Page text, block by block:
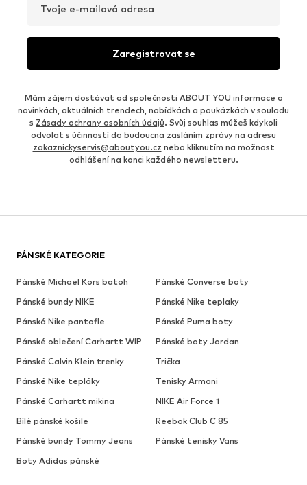
Tvoje e-mailová adresa
Zaregistrovat se
Mám zájem dostávat od společnosti ABOUT YOU informace o
novinkách, aktuálních trendech, nabídkách a poukázkách v souladu
s Zásady ochrany osobních údajů. Svůj souhlas můžeš kdykoli
odvolat s účinností do budoucna zasláním zprávy na adresu
zakaznickyservis@aboutyou.cz nebo kliknutím na možnost
odhlášení na konci každého newsletteru.
PÁNSKÉ KATEGORIE
Pánské Michael Kors batoh
Pánské Converse boty
Pánské bundy NIKE
Pánské Nike teplaky
Pánská Nike pantofle
Pánské Puma boty
Pánské oblečení Carhartt WIP
Pánské boty Jordan
Pánské Calvin Klein trenky
Trička
Pánské Nike tepláky
Tenisky Armani
Pánské Carhartt mikina
NIKE Air Force 1
Bílé pánské košile
Reebok Club C 85
Pánské bundy Tommy Jeans
Pánské tenisky Vans
Boty Adidas pánské